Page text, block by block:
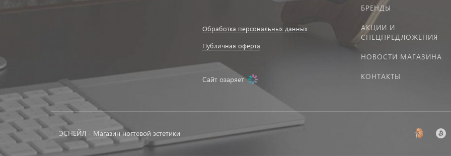
Обработка персональных данных
Публичная оферта
Сайт озаряет
БРЕНДЫ
АКЦИИ И
СПЕЦПРЕДЛОЖЕНИЯ
НОВОСТИ МАГАЗИНА
КОНТАКТЫ
ЭСНЕЙЛ - Магазин ногтевой эстетики